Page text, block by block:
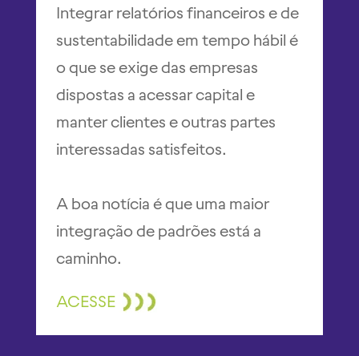
Integrar relatórios financeiros e de
sustentabilidade em tempo hábil é
o que se exige das empresas
dispostas a acessar capital e
manter clientes e outras partes
interessadas satisfeitos.
A boa notícia é que uma maior
integração de padrões está a
caminho.
ACESSE